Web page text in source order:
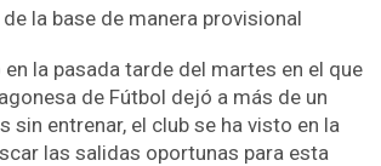
la base de manera provisional
la pasada tarde del martes en el que
de Fútbol dejó a más de un
sin entrenar, el club se ha visto en la
las salidas oportunas para esta